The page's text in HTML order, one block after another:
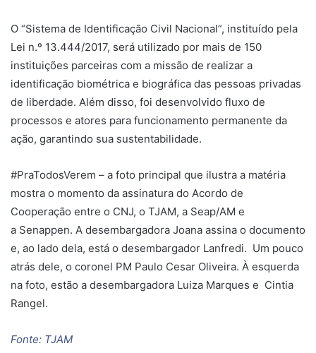
O “Sistema de Identificação Civil Nacional”, instituído pela
Lei n.º 13.444/2017, será utilizado por mais de 150
instituições parceiras com a missão de realizar a
identificação biométrica e biográfica das pessoas privadas
de liberdade. Além disso, foi desenvolvido fluxo de
processos e atores para funcionamento permanente da
ação, garantindo sua sustentabilidade.
#PraTodosVerem – a foto principal que ilustra a matéria
mostra o momento da assinatura do Acordo de
Cooperação entre o CNJ, o TJAM, a Seap/AM e
a Senappen. A desembargadora Joana assina o documento
e, ao lado dela, está o desembargador Lanfredi. Um pouco
atrás dele, o coronel PM Paulo Cesar Oliveira. À esquerda
na foto, estão a desembargadora Luiza Marques e Cintia
Rangel.
Fonte: TJAM